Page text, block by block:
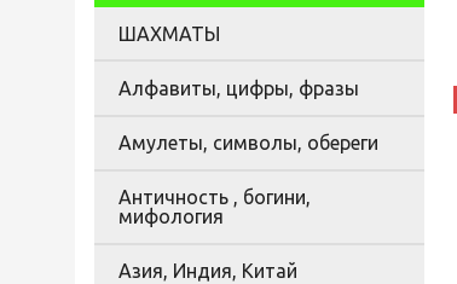
ШАХМАТЫ
Алфавиты, цифры, фразы
Амулеты, символы, обереги
Античность , богини,
мифология
Азия, Индия, Китай